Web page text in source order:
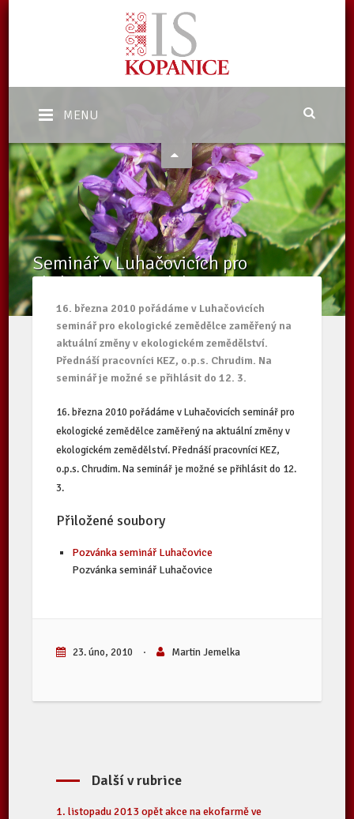
MENU
Seminář v Luhačovicích pro
ekologické zemědělce
/ Aktuality /
Seminář v Luhačovicích pro ekologické
zemědělce16. března 2010 pořádáme v Luhačovicích
seminář pro ekologické zemědělce zaměřený na
aktuální změny v ekologickém zemědělství.
Přednáší pracovníci KEZ, o.p.s. Chrudim. Na
seminář je možné se přihlásit do 12. 3.
16. března 2010 pořádáme v Luhačovicích seminář pro
ekologické zemědělce zaměřený na aktuální změny v
ekologickém zemědělství. Přednáší pracovníci KEZ,
o.p.s. Chrudim. Na seminář je možné se přihlásit do 12.
3.
Přiložené soubory
Pozvánka seminář Luhačovice
Pozvánka seminář Luhačovice
23. úno, 2010 · Martin Jemelka
Další v rubrice
1. listopadu 2013 opět akce na ekofarmě ve